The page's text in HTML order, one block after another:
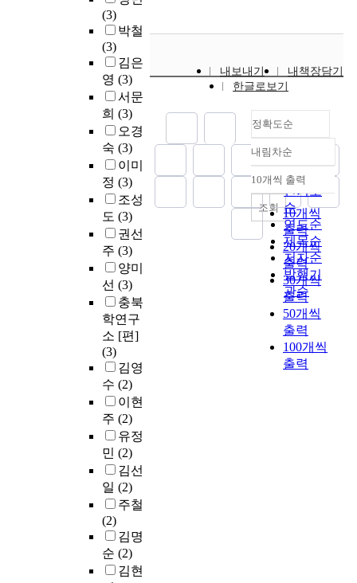
(3)
박철
(3)
김은
영 (3)
서문
희 (3)
오경
숙 (3)
이미
정 (3)
조성
도 (3)
권선
주 (3)
양미
선 (3)
충북
학연구
소 [편]
(3)
김영
수 (2)
이현
주 (2)
유정
민 (2)
김선
일 (2)
주철
(2)
김명
순 (2)
김현
내보내기
내책장담기
한글로보기
정확도순
정확도
순
인기도
순
연도순
제목순
저자순
발행기
관순
내림차순
내림차순
10개씩 출력
10개씩
출력
20개씩
출력
30개씩
출력
50개씩
출력
100개씩
출력
조회